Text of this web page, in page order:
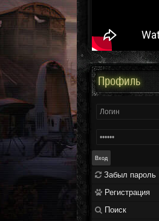
Профиль
Забыл пароль
Регистрация
Поиск